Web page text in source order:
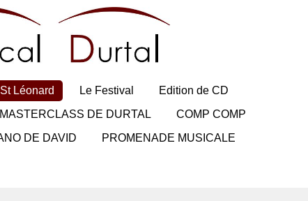
Léonard Le Festival
Edition de CD
MASTERCLASS DE DURTAL
COMP COMP
DE DAVID
PROMENADE MUSICALE